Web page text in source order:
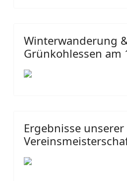
Winterwanderung
Grünkohlessen am
Ergebnisse unserer